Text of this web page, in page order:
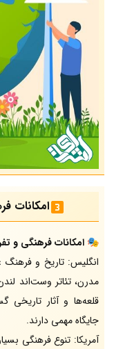
امکانات
🎭 امکانات فرهنگی و
انگلیس: تاریخ و
مدرن، تئاتر وست‌اند
قلعه‌ها و آثار تاریخی
جایگاه مهمی دارند.
آمریکا: تنوع فرهنگی